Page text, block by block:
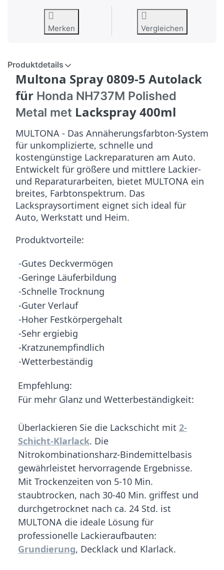
Merken Vergleichen
Produktdetails
Multona Spray 0809-5 Autolack
für Honda NH737M Polished
Metal met Lackspray 400ml
MULTONA - Das Annäherungsfarbton-System
für unkomplizierte, schnelle und
kostengünstige Lackreparaturen am Auto.
Entwickelt für größere und mittlere Lackier-
und Reparaturarbeiten, bietet MULTONA ein
breites, Farbtonspektrum. Das
Lackspraysortiment eignet sich ideal für
Auto, Werkstatt und Heim.
Produktvorteile:
-Gutes Deckvermögen
-Geringe Läuferbildung
-Schnelle Trocknung
-Guter Verlauf
-Hoher Festkörpergehalt
-Sehr ergiebig
-Kratzunempfindlich
-Wetterbeständig
Empfehlung:
Für mehr Glanz und Wetterbeständigkeit:
Überlackieren Sie die Lackschicht mit 2-
Schicht-Klarlack. Die
Nitrokombinationsharz-Bindemittelbasis
gewährleistet hervorragende Ergebnisse.
Mit Trockenzeiten von 5-10 Min.
staubtrocken, nach 30-40 Min. griffest und
durchgetrocknet nach ca. 24 Std. ist
MULTONA die ideale Lösung für
professionelle Lackieraufbauten:
Grundierung, Decklack und Klarlack.